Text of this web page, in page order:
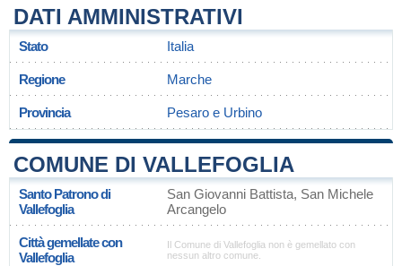
DATI AMMINISTRATIVI
Stato Italia
Regione Marche
Provincia Pesaro e Urbino
COMUNE DI VALLEFOGLIA
Santo Patrono di
Vallefoglia
San Giovanni Battista, San Michele
Arcangelo
Città gemellate con
Vallefoglia
Il Comune di Vallefoglia non è gemellato con
nessun altro comune.